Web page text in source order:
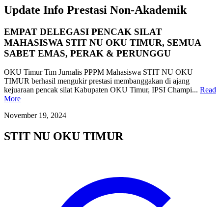
Update Info Prestasi Non-Akademik
EMPAT DELEGASI PENCAK SILAT
MAHASISWA STIT NU OKU TIMUR, SEMUA
SABET EMAS, PERAK & PERUNGGU
OKU Timur Tim Jurnalis PPPM Mahasiswa STIT NU OKU
TIMUR berhasil mengukir prestasi membanggakan di ajang
kejuaraan pencak silat Kabupaten OKU Timur, IPSI Champi... Read
More
November 19, 2024
STIT NU OKU TIMUR